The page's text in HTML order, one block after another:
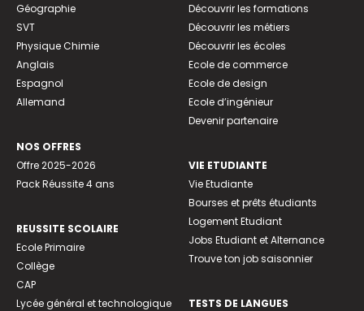
Géographie
SVT
Physique Chimie
Anglais
Espagnol
Allemand
NOS OFFRES
Offre 2025-2026
Pack Réussite 4 ans
REUSSITE SCOLAIRE
Ecole Primaire
Collège
CAP
Lycée général et technologique
Découvrir les formations
Découvrir les métiers
Découvrir les écoles
Ecole de commerce
Ecole de design
Ecole d’ingénieur
Devenir partenaire
VIE ETUDIANTE
Vie Etudiante
Bourses et prêts étudiants
Logement Etudiant
Jobs Etudiant et Alternance
Trouve ton job saisonnier
TESTS DE LANGUES